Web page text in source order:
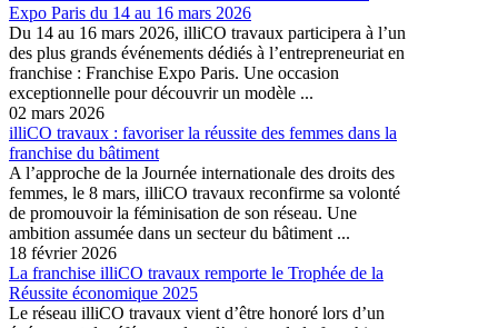
Expo Paris du 14 au 16 mars 2026
Du 14 au 16 mars 2026, illiCO travaux participera à l’un
des plus grands événements dédiés à l’entrepreneuriat en
franchise : Franchise Expo Paris. Une occasion
exceptionnelle pour découvrir un modèle ...
02 mars 2026
illiCO travaux : favoriser la réussite des femmes dans la
franchise du bâtiment
A l’approche de la Journée internationale des droits des
femmes, le 8 mars, illiCO travaux reconfirme sa volonté
de promouvoir la féminisation de son réseau. Une
ambition assumée dans un secteur du bâtiment ...
18 février 2026
La franchise illiCO travaux remporte le Trophée de la
Réussite économique 2025
Le réseau illiCO travaux vient d’être honoré lors d’un